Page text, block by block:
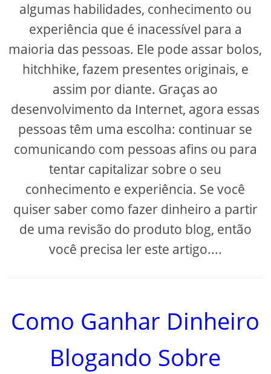
algumas habilidades, conhecimento ou
experiência que é inacessível para a
maioria das pessoas. Ele pode assar bolos,
hitchhike, fazem presentes originais, e
assim por diante. Graças ao
desenvolvimento da Internet, agora essas
pessoas têm uma escolha: continuar se
comunicando com pessoas afins ou para
tentar capitalizar sobre o seu
conhecimento e experiência. Se você
quiser saber como fazer dinheiro a partir
de uma revisão do produto blog, então
você precisa ler este artigo....
Como Ganhar Dinheiro
Blogando Sobre